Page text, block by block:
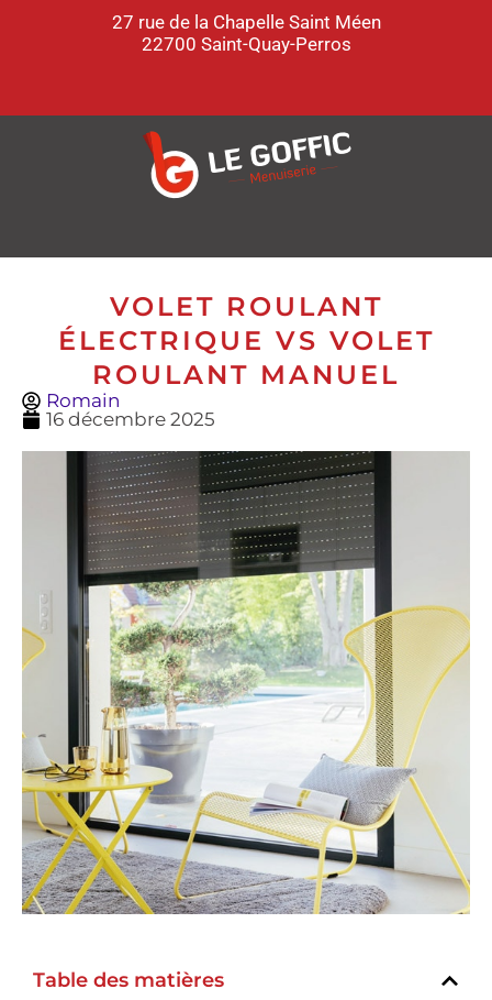
27 rue de la Chapelle Saint Méen
22700 Saint-Quay-Perros
VOLET ROULANT
ÉLECTRIQUE VS VOLET
ROULANT MANUEL
Romain
16 décembre 2025
Table des matières